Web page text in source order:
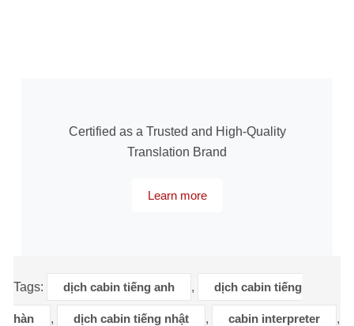
Certified as a Trusted and High-Quality
Translation Brand
Learn more
Tags: dịch cabin tiếng anh , dịch cabin tiếng
hàn , dịch cabin tiếng nhật , cabin interpreter ,